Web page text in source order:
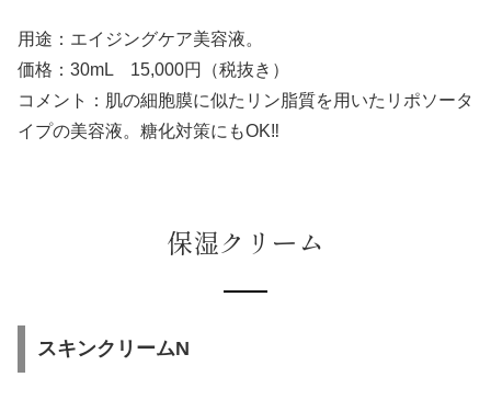
用途：エイジングケア美容液。
価格：30mL 15,000円（税抜き）
コメント：肌の細胞膜に似たリン脂質を用いたリポソータ
イプの美容液。糖化対策にもOK‼
保湿クリーム
スキンクリームN